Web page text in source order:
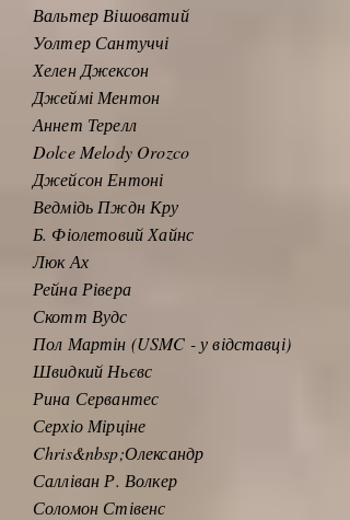
Вальтер Вішоватий
Уолтер Сантуччі
Хелен Джексон
Джеймі Ментон
Аннет Терелл
Dolce Melody Orozco
Джейсон Ентоні
Ведмідь Пждн Кру
Б. Фіолетовий Хайнс
Люк Ах
Рейна Рівера
Скотт Вудс
Пол Мартін (USMC - у відставці)
Швидкий Ньєвс
Рина Сервантес
Серхіо Мірціне
Chris&nbsp;Олександр
Салліван Р. Волкер
Соломон Стівенс